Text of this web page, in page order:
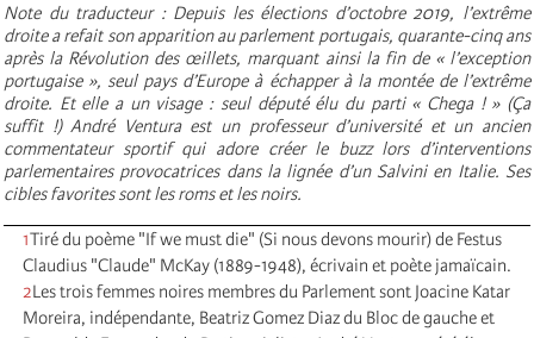
Note du traducteur : Depuis les élections d’octobre 2019, l’extrême
droite a refait son apparition au parlement portugais, quarante-cinq ans
après la Révolution des œillets, marquant ainsi la fin de « l’exception
portugaise », seul pays d’Europe à échapper à la montée de l’extrême
droite. Et elle a un visage : seul député élu du parti « Chega ! » (Ça
suffit !) André Ventura est un professeur d’université et un ancien
commentateur sportif qui adore créer le buzz lors d’interventions
parlementaires provocatrices dans la lignée d’un Salvini en Italie. Ses
cibles favorites sont les roms et les noirs.
1Tiré du poème "If we must die" (Si nous devons mourir) de Festus
Claudius "Claude" McKay (1889-1948), écrivain et poète jamaïcain.
2Les trois femmes noires membres du Parlement sont Joacine Katar
Moreira, indépendante, Beatriz Gomez Diaz du Bloc de gauche et